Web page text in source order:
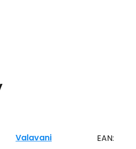
Valavani EAN: